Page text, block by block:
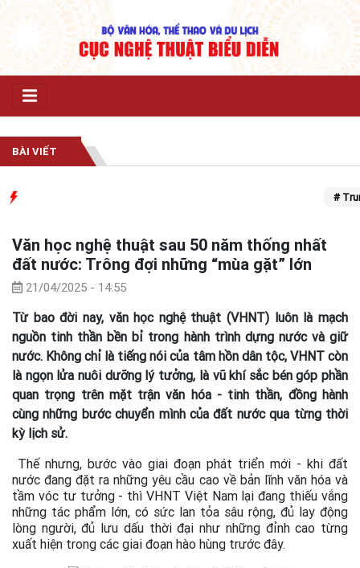
BÀI VIẾT
# Trung
Văn học nghệ thuật sau 50 năm thống nhất
đất nước: Trông đợi những “mùa gặt” lớn
21/04/2025 - 14:55
Từ bao đời nay, văn học nghệ thuật (VHNT) luôn là mạch
nguồn tinh thần bền bỉ trong hành trình dựng nước và giữ
nước. Không chỉ là tiếng nói của tâm hồn dân tộc, VHNT còn
là ngọn lửa nuôi dưỡng lý tưởng, là vũ khí sắc bén góp phần
quan trọng trên mặt trận văn hóa - tinh thần, đồng hành
cùng những bước chuyển mình của đất nước qua từng thời
kỳ lịch sử.
Thế nhưng, bước vào giai đoạn phát triển mới - khi đất
nước đang đặt ra những yêu cầu cao về bản lĩnh văn hóa và
tầm vóc tư tưởng - thì VHNT Việt Nam lại đang thiếu vắng
những tác phẩm lớn, có sức lan tỏa sâu rộng, đủ lay động
lòng người, đủ lưu dấu thời đại như những đỉnh cao từng
xuất hiện trong các giai đoạn hào hùng trước đây.